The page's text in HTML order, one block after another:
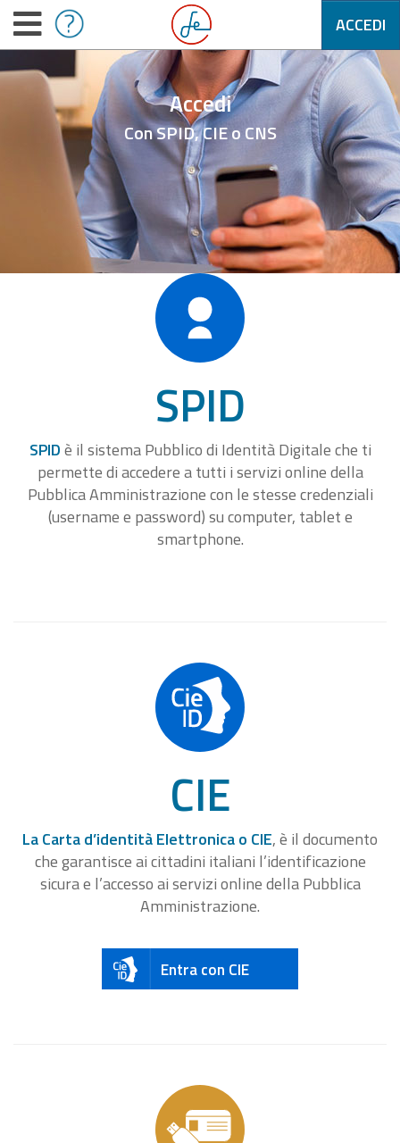
ACCEDI
Accedi
Con SPID, CIE o CNS
SPID
SPIDè il sistema Pubblico di Identità Digitale che ti
permette di accedere a tutti i servizi online della
Pubblica Amministrazione con le stesse credenziali
(username e password) su computer, tablet e
smartphone.
CIE
La Carta d’identità Elettronica o CIE, è il documento
che garantisce ai cittadini italiani l’identificazione
sicura e l’accesso ai servizi online della Pubblica
Amministrazione.
Entra con CIE